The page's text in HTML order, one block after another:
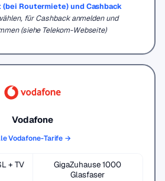
Routermiete) und Cashback
für Cashback anmelden und
(siehe Telekom-Webseite)
Vodafone
Vodafone-Tarife →
+ TV
GigaZuhause 1000
Glasfaser